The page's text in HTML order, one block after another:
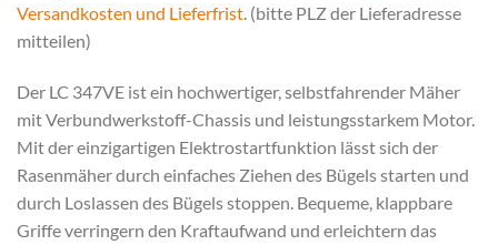
Versandkosten und Lieferfrist. (bitte PLZ der Lieferadresse
mitteilen)
Der LC 347VE ist ein hochwertiger, selbstfahrender Mäher
mit Verbundwerkstoff-Chassis und leistungsstarkem Motor.
Mit der einzigartigen Elektrostartfunktion lässt sich der
Rasenmäher durch einfaches Ziehen des Bügels starten und
durch Loslassen des Bügels stoppen. Bequeme, klappbare
Griffe verringern den Kraftaufwand und erleichtern das